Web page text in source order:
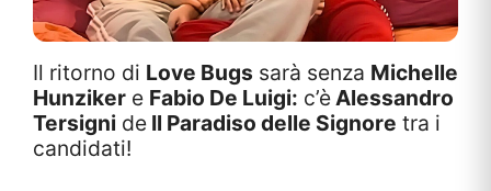
Il ritorno di Love Bugs sarà senza Michelle
Hunziker e Fabio De Luigi: c’èAlessandro
Tersigni de Il Paradiso delle Signore tra i
candidati!